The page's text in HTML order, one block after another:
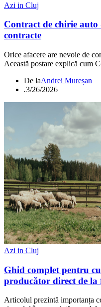
Azi in Cluj
Contract de chirie
contracte
Orice afacere are nevoie de
Această postare explică cum
De laAndrei Mureșan
.3/26/2026
Azi in Cluj
Ghid complet pentru
producător direct de la
Articolul prezintă importanța